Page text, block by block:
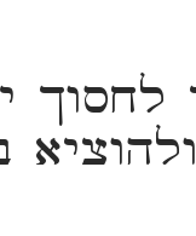
ולהוציא